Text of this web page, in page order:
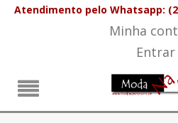
Atendimento pelo Whatsapp:
Minha
Entrar